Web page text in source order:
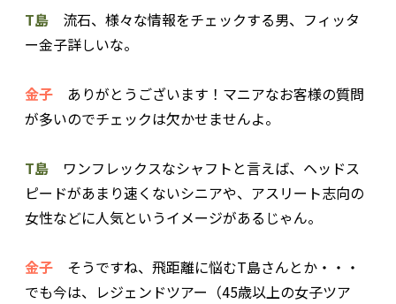
T島 流石、様々な情報をチェックする男、フィッタ
ー金子詳しいな。
金子 ありがとうございます！マニアなお客様の質問
が多いのでチェックは欠かせませんよ。
T島 ワンフレックスなシャフトと言えば、ヘッドス
ピードがあまり速くないシニアや、アスリート志向の
女性などに人気というイメージがあるじゃん。
金子 そうですね、飛距離に悩むT島さんとか・・・
でも今は、レジェンドツアー（45歳以上の女子ツア